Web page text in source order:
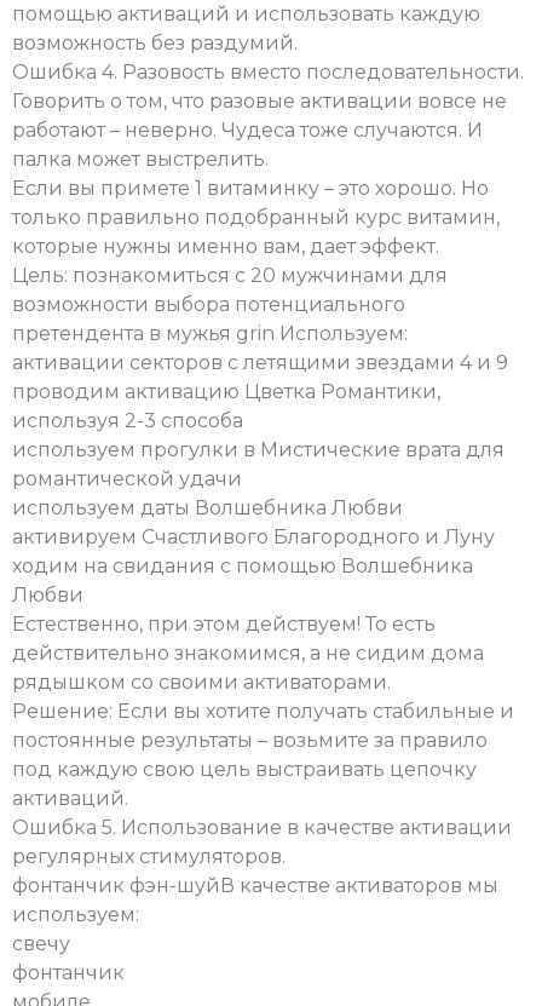
помощью активаций и использовать каждую
возможность без раздумий.
Ошибка 4. Разовость вместо последовательности.
Говорить о том, что разовые активации вовсе не
работают – неверно. Чудеса тоже случаются. И
палка может выстрелить.
Если вы примете 1 витаминку – это хорошо. Но
только правильно подобранный курс витамин,
которые нужны именно вам, дает эффект.
Цель: познакомиться с 20 мужчинами для
возможности выбора потенциального
претендента в мужья grin Используем:
активации секторов с летящими звездами 4 и 9
проводим активацию Цветка Романтики,
используя 2-3 способа
используем прогулки в Мистические врата для
романтической удачи
используем даты Волшебника Любви
активируем Счастливого Благородного и Луну
ходим на свидания с помощью Волшебника
Любви
Естественно, при этом действуем! То есть
действительно знакомимся, а не сидим дома
рядышком со своими активаторами.
Решение: Если вы хотите получать стабильные и
постоянные результаты – возьмите за правило
под каждую свою цель выстраивать цепочку
активаций.
Ошибка 5. Использование в качестве активации
регулярных стимуляторов.
фонтанчик фэн-шуйВ качестве активаторов мы
используем:
свечу
фонтанчик